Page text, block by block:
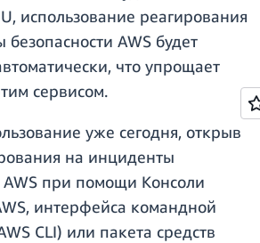
использование реагирования
AWS будет
что упрощает
сервисом.
уже сегодня, открыв
на инциденты
AWS при помощи Консоли
интерфейса командной
CLI) или пакета средств